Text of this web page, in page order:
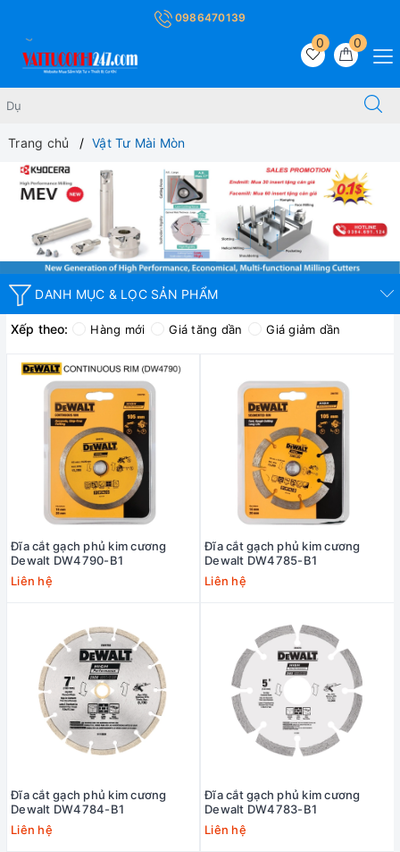
0986470139
0
0
Trang chủ Vật Tư Mài Mòn
DANH MỤC & LỌC SẢN PHẨM
Xếp theo: Hàng mới Giá tăng dần Giá giảm dần
Đĩa cắt gạch phủ kim cương
Dewalt DW4790-B1
Liên hệ
Đĩa cắt gạch phủ kim cương
Dewalt DW4785-B1
Liên hệ
Đĩa cắt gạch phủ kim cương
Dewalt DW4784-B1
Liên hệ
Đĩa cắt gạch phủ kim cương
Dewalt DW4783-B1
Liên hệ